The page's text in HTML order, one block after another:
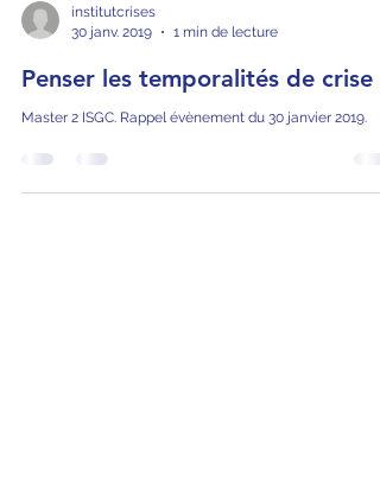
institutcrises
30 janv. 2019
1 min de lecture
Penser les temporalités de crise
Master 2 ISGC. Rappel évènement du 30 janvier 2019.